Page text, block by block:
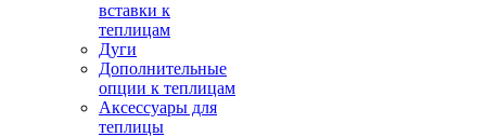
вставки к
теплицам
Дуги
Дополнительные
опции к теплицам
Аксессуары для
теплицы